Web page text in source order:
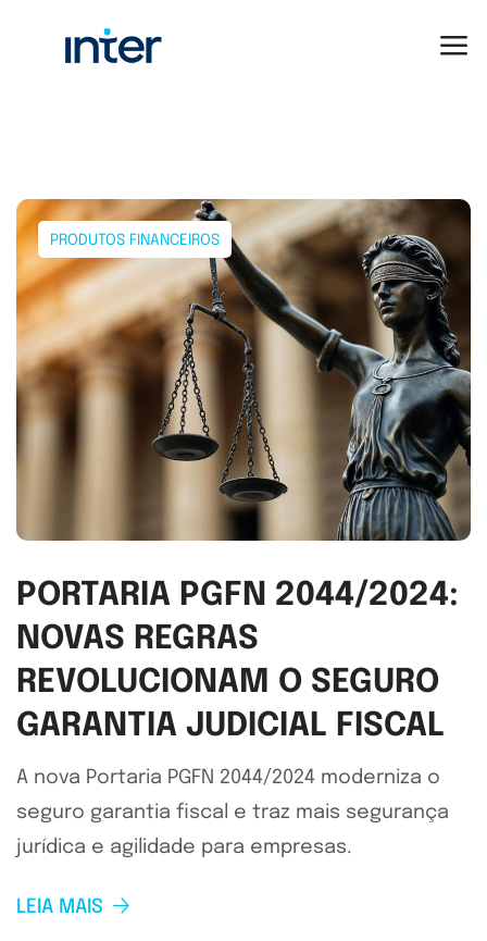
PRODUTOS FINANCEIROS
PORTARIA PGFN 2044/2024:
NOVAS REGRAS
REVOLUCIONAM O SEGURO
GARANTIA JUDICIAL FISCAL
A nova Portaria PGFN 2044/2024 moderniza o
seguro garantia fiscal e traz mais segurança
jurídica e agilidade para empresas.
LEIA MAIS